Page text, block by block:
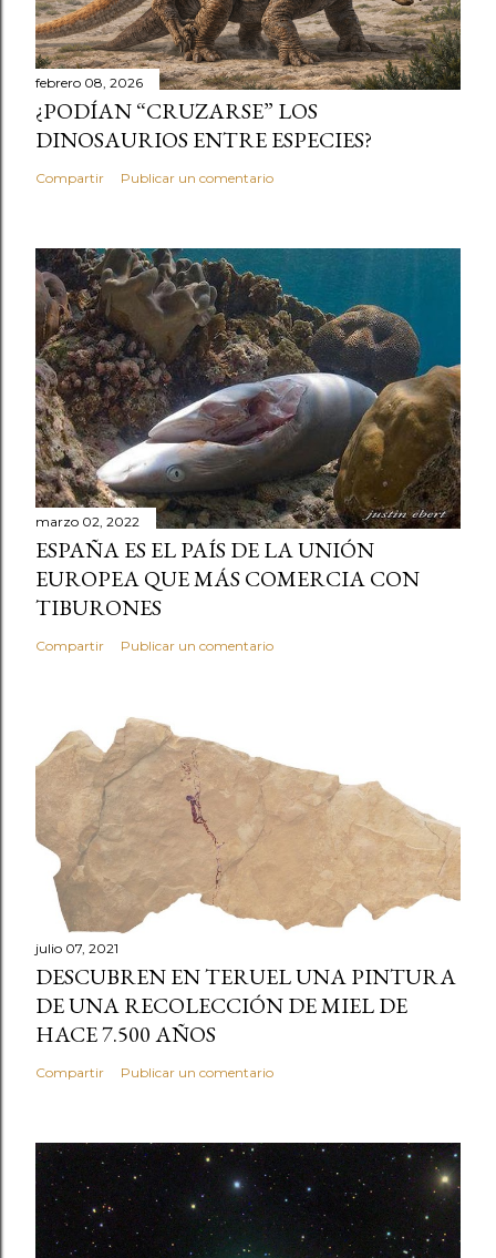
febrero 08, 2026
¿PODÍAN “CRUZARSE” LOS
DINOSAURIOS ENTRE ESPECIES?
Compartir Publicar un comentario
marzo 02, 2022
ESPAÑA ES EL PAÍS DE LA UNIÓN
EUROPEA QUE MÁS COMERCIA CON
TIBURONES
Compartir Publicar un comentario
julio 07, 2021
DESCUBREN EN TERUEL UNA PINTURA
DE UNA RECOLECCIÓN DE MIEL DE
HACE 7.500 AÑOS
Compartir Publicar un comentario